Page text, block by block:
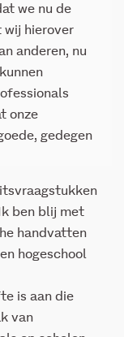
we nu de
wij hierover
anderen, nu
onze
gedegen
ben blij met
handvatten
hogeschool
is aan die
van